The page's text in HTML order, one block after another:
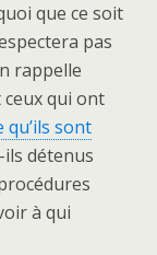
que ce soit
pas
rappelle
ceux qui ont
qu’ils sont
détenus
à qui